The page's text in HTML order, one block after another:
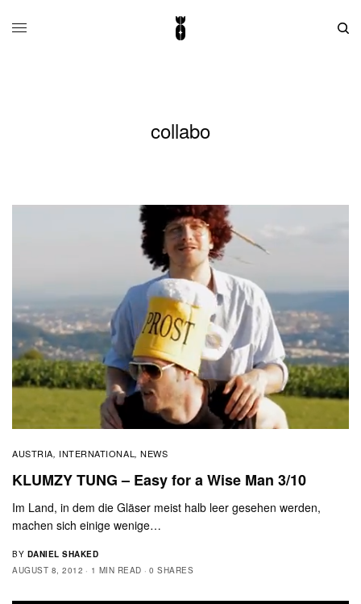
collabo
AUSTRIA, INTERNATIONAL ,NEWS
KLUMZY TUNG – Easy for a Wise Man 3/10
Im Land, in dem die Gläser meist halb leer gesehen werden,
machen sich einige wenige…
BY DANIEL SHAKED
AUGUST 8, 2012
1 MIN READ 0 SHARES